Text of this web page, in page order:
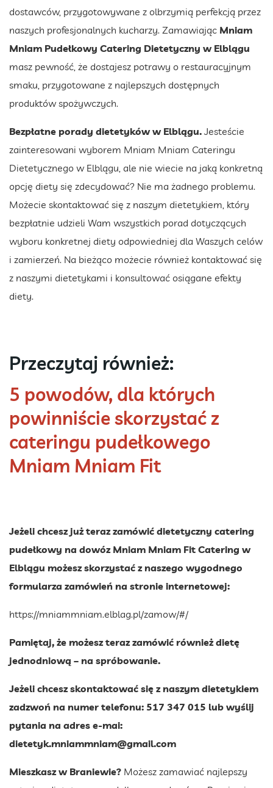
dostawców, przygotowywane z olbrzymią perfekcją przez
naszych profesjonalnych kucharzy. Zamawiając Mniam
Mniam Pudełkowy Catering Dietetyczny w Elblągu
masz pewność, że dostajesz potrawy o restauracyjnym
smaku, przygotowane z najlepszych dostępnych
produktów spożywczych.
Bezpłatne porady dietetyków w Elblągu. Jesteście
zainteresowani wyborem Mniam Mniam Cateringu
Dietetycznego w Elblągu, ale nie wiecie na jaką konkretną
opcję diety się zdecydować? Nie ma żadnego problemu.
Możecie skontaktować się z naszym dietetykiem, który
bezpłatnie udzieli Wam wszystkich porad dotyczących
wyboru konkretnej diety odpowiedniej dla Waszych celów
i zamierzeń. Na bieżąco możecie również kontaktować się
z naszymi dietetykami i konsultować osiągane efekty
diety.
Przeczytaj również:
5 powodów, dla których
powinniście skorzystać z
cateringu pudełkowego
Mniam Mniam Fit
Jeżeli chcesz już teraz zamówić dietetyczny catering
pudełkowy na dowóz Mniam Mniam Fit Catering w
Elblągu możesz skorzystać z naszego wygodnego
formularza zamówień na stronie internetowej:
https://mniammniam.elblag.pl/zamow/#/
Pamiętaj, że możesz teraz zamówić również dietę
jednodniową – na spróbowanie.
Jeżeli chcesz skontaktować się z naszym dietetykiem
zadzwoń na numer telefonu: 517 347 015 lub wyślij
pytania na adres e-mai:
dietetyk.mniammniam@gmail.com
Mieszkasz w Braniewie? Możesz zamawiać najlepszy